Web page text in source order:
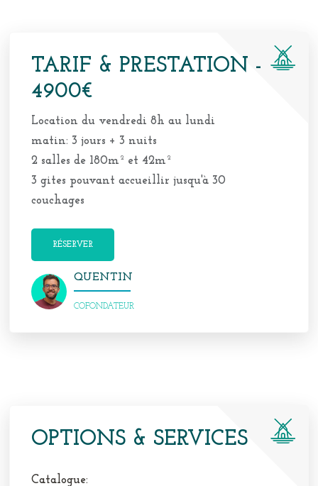
TARIF & PRESTATION -
4900€
Location du vendredi 8h au lundi
matin: 3 jours + 3 nuits
2 salles de 180m² et 42m²
3 gites pouvant accueillir jusqu'à 30
couchages
RÉSERVER
QUENTIN
COFONDATEUR
OPTIONS & SERVICES
Catalogue: